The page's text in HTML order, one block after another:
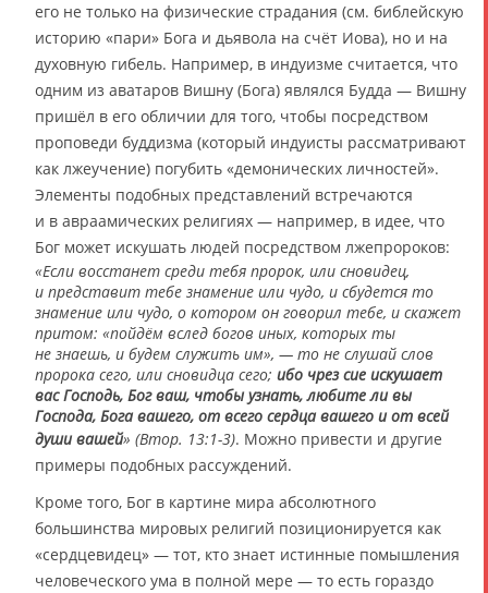
его не только на физические страдания (см. библейскую
историю «пари» Бога и дьявола на счёт Иова), но и на
духовную гибель. Например, в индуизме считается, что
одним из аватаров Вишну (Бога) являлся Будда — Вишну
пришёл в его обличии для того, чтобы посредством
проповеди буддизма (который индуисты рассматривают
как лжеучение) погубить «демонических личностей».
Элементы подобных представлений встречаются
и в авраамических религиях — например, в идее, что
Бог может искушать людей посредством лжепророков:
«Если восстанет среди тебя пророк, или сновидец,
и представит тебе знамение или чудо, и сбудется то
знамение или чудо, о котором он говорил тебе, и скажет
притом: «пойдём вслед богов иных, которых ты
не знаешь, и будем служить им», — то не слушай слов
пророка сего, или сновидца сего; ибо чрез сие искушает
вас Господь, Бог ваш, чтобы узнать, любите ли вы
Господа, Бога вашего, от всего сердца вашего и от всей
души вашей» (Втор. 13:1-3). Можно привести и другие
примеры подобных рассуждений.
Кроме того, Бог в картине мира абсолютного
большинства мировых религий позиционируется как
«сердцевидец» — тот, кто знает истинные помышления
человеческого ума в полной мере — то есть гораздо